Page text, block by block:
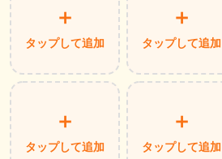
＋
タップして追加
＋
タップして追加
＋
タップして追加
＋
タップして追加